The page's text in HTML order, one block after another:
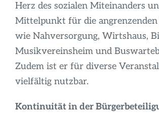
Herz des sozialen Miteinanders
Mittelpunkt für die
wie Nahversorgung, Wirtshaus,
Musikvereinsheim und
Zudem ist er für diverse
vielfältig nutzbar.
Kontinuität in der